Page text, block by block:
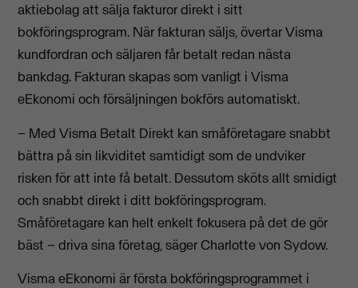
aktiebolag att sälja fakturor direkt i sitt
bokföringsprogram. När fakturan säljs, övertar Visma
kundfordran och säljaren får betalt redan nästa
bankdag. Fakturan skapas som vanligt i Visma
eEkonomi och försäljningen bokförs automatiskt.
– Med Visma Betalt Direkt kan småföretagare snabbt
bättra på sin likviditet samtidigt som de undviker
risken för att inte få betalt. Dessutom sköts allt smidigt
och snabbt direkt i ditt bokföringsprogram.
Småföretagare kan helt enkelt fokusera på det de gör
bäst – driva sina företag, säger Charlotte von Sydow.
Visma eEkonomi är första bokföringsprogrammet i